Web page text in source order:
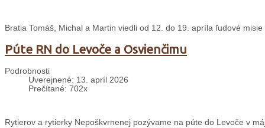
Bratia Tomáš, Michal a Martin viedli od 12. do 19. apríla ľudové misie
Púte RN do Levoče a Osvienčimu
Podrobnosti
Uverejnené: 13. apríl 2026
Prečítané: 702x
Rytierov a rytierky Nepoškvrnenej pozývame na púte do Levoče v